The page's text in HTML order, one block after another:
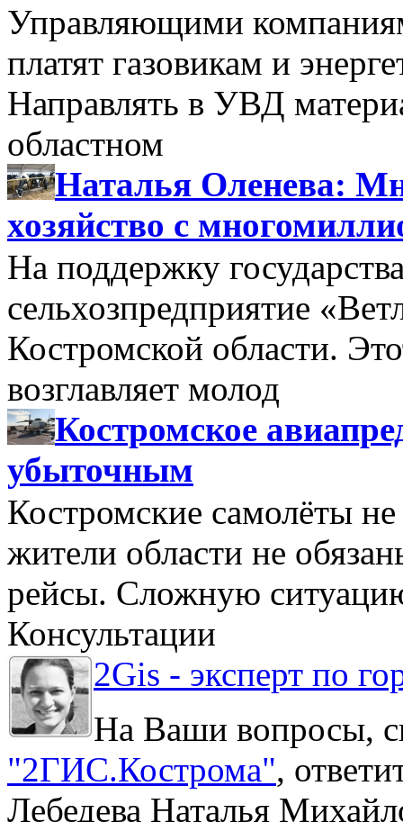
Управляющими
платят газовикам и
Направлять в УВД
областном
Наталья Оленева:
хозяйство с
На поддержку
сельхозпредприятие
Костромской области.
возглавляет молод
Костромское
убыточным
Костромские самолёты
жители области не
рейсы. Сложную
Консультации
2Gis - эксперт по
На Ваши вопросы,
"2ГИС.Кострома",
Лебедева Наталья